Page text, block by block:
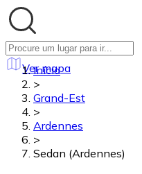
Ver mapa
Início
>
Grand-Est
>
Ardennes
>
Sedan (Ardennes)